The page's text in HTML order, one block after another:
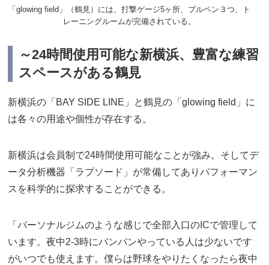
「glowing field」（鶴見）には、打撃ゲージ5ヶ所、ブルペン３つ、ト
レーニングルームが完備されている。
～24時間使用可能な新横浜、豊富な練習
スペースがある鶴見
新横浜の「BAY SIDE LINE」と鶴見の「glowing field」に
は各々の用途や個性が存在する。
新横浜は会員制で24時間使用可能なことが強み。そしてデ
ータ分析機器「ラプソード」が常備してありパフォーマン
スを科学的に探求することができる。
「パーソナルジムのような感じで全部入口のICで管理して
います。夜中2-3時にバンバンやっている人は少ないです
がいつでも使えます。僕らは野球をやりたくなったら夜中